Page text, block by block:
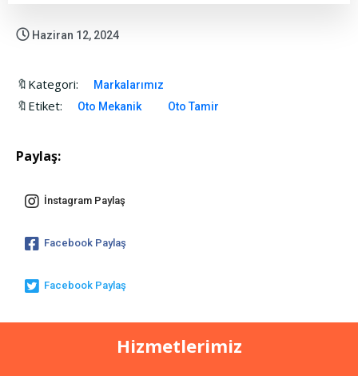
Haziran 12, 2024
🔖Kategori: Markalarımız
🔖Etiket: Oto Mekanik Oto Tamir
Paylaş:
İnstagram Paylaş
Facebook Paylaş
Facebook Paylaş
Hizmetlerimiz